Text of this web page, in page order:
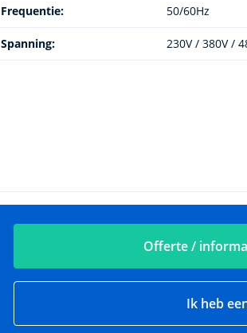
Frequentie: 50/60Hz
Spanning: 230V / 380V /
Offerte /
Ik heb